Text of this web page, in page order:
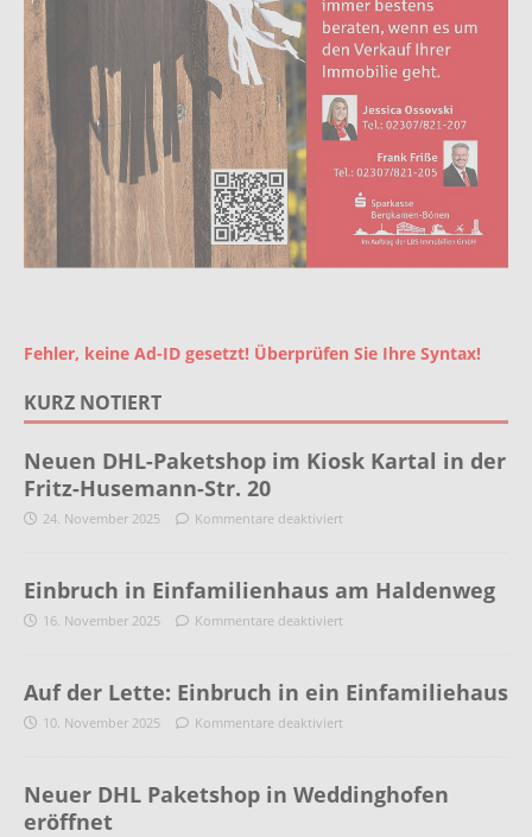
Fehler, keine Ad-ID gesetzt! Überprüfen Sie Ihre Syntax!
KURZ NOTIERT
Neuen DHL-Paketshop im Kiosk Kartal in der
Fritz-Husemann-Str. 20
24. November 2025 Kommentare deaktiviert
Einbruch in Einfamilienhaus am Haldenweg
16. November 2025 Kommentare deaktiviert
Auf der Lette: Einbruch in ein Einfamiliehaus
10. November 2025 Kommentare deaktiviert
Neuer DHL Paketshop in Weddinghofen
eröffnet